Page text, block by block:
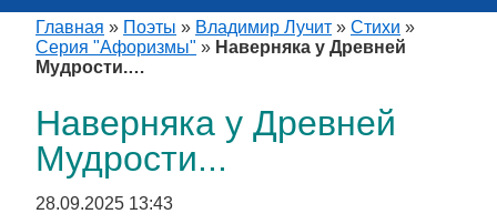
Главная » Поэты » Владимир Лучит » Стихи »
Серия "Афоризмы" » Наверняка у Древней
Мудрости.…
Наверняка у Древней
Мудрости...
28.09.2025 13:43